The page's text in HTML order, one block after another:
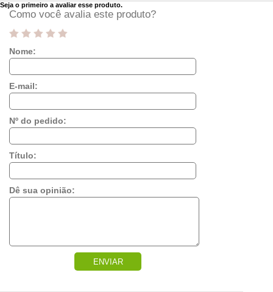
Seja o primeiro a avaliar esse produto.
Como você avalia este produto?
Nome:
E-mail:
Nº do pedido:
Título:
Dê sua opinião:
ENVIAR